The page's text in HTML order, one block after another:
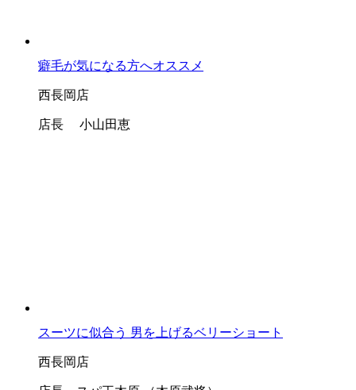
癖毛が気になる方へオススメ
西長岡店
店長 小山田恵
スーツに似合う 男を上げるベリーショート
西長岡店